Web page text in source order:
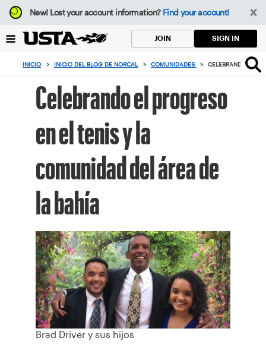
Enfoque
desde
botón
volver
New!Lost your account information? Find your account!
JOIN SIGN IN
INICIO > INICIO DEL BLOG DE NORCAL > COMUNIDADES > CELEBRANDO EL
Celebrando el progreso
en el tenis y la
comunidad del área de
la bahía
Brad Driver y sus hijos